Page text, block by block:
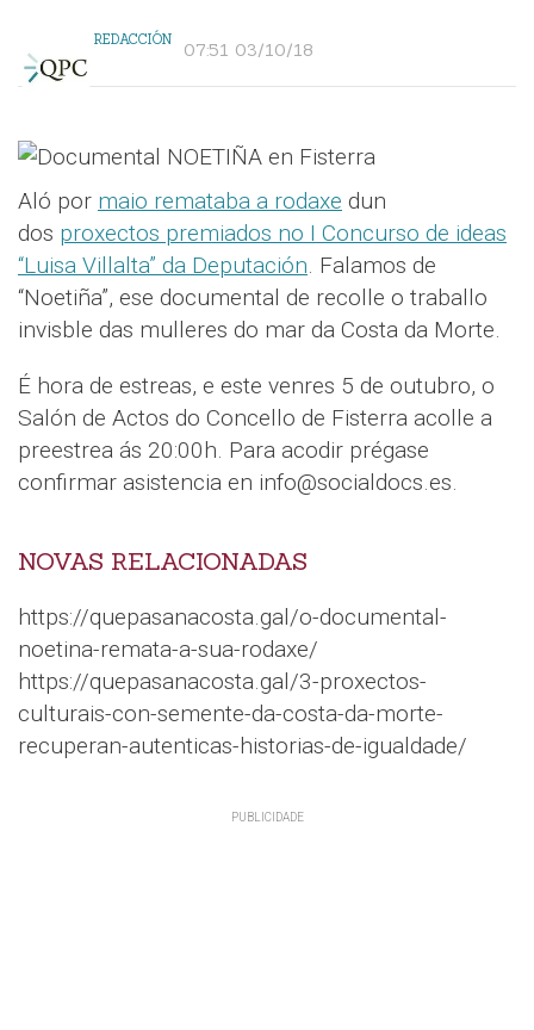
REDACCIÓN 07:51 03/10/18
Aló por maio remataba a rodaxe dun
dos proxectos premiados no I Concurso de ideas
“Luisa Villalta” da Deputación. Falamos de
“Noetiña”, ese documental de recolle o traballo
invisble das mulleres do mar da Costa da Morte.
É hora de estreas, e este venres 5 de outubro, o
Salón de Actos do Concello de Fisterra acolle a
preestrea ás 20:00h. Para acodir prégase
confirmar asistencia en info@socialdocs.es.
NOVAS RELACIONADAS
https://quepasanacosta.gal/o-documental-
noetina-remata-a-sua-rodaxe/
https://quepasanacosta.gal/3-proxectos-
culturais-con-semente-da-costa-da-morte-
recuperan-autenticas-historias-de-igualdade/